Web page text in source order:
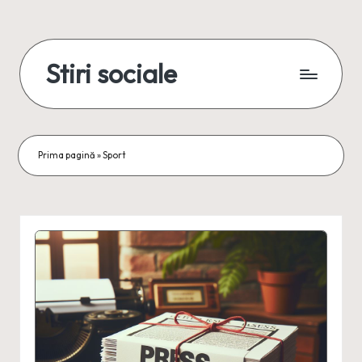
content
Stiri sociale
conexiuni
reale
Prima pagină »Sport